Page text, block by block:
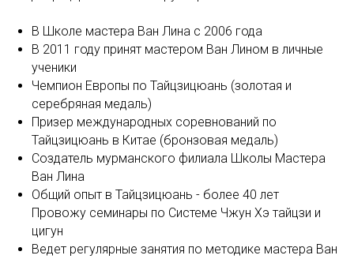
В Школе мастера Ван Лина с 2006 года
В 2011 году принят мастером Ван Лином в личные
ученики
Чемпион Европы по Тайцзицюань (золотая и
серебряная медаль)
Призер международных соревнований по
Тайцзицюань в Китае (бронзовая медаль)
Создатель мурманского филиала Школы Мастера
Ван Лина
Общий опыт в Тайцзицюань - более 40 лет
Провожу семинары по Системе Чжун Хэ тайцзи и
цигун
Ведет регулярные занятия по методике мастера Ван